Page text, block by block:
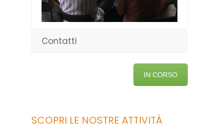
Contatti
IN CORSO
SCOPRI LE NOSTRE ATTIVITÀ